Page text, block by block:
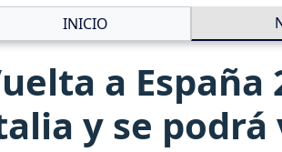
INICIO
a
y se podrá